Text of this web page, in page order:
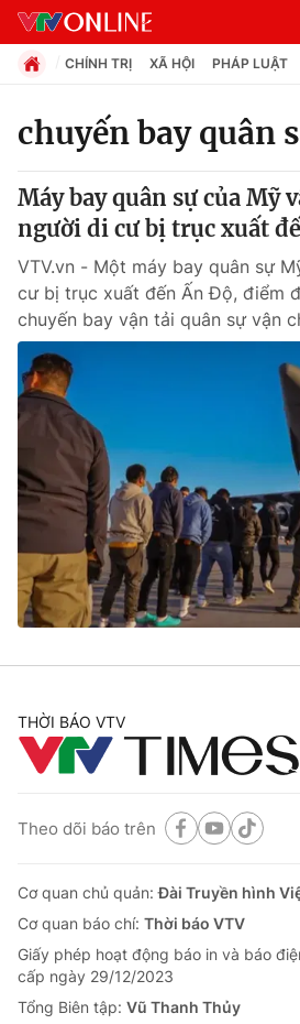
Chuyên mục
Chính trị
Xã hội
Pháp luật
Y tế
Thế giới
Tin tức
Thế giới đó đây
Câu chuyện quốc tế
Kinh tế
Tài chính
Thị trường
Góc doanh nghiệp
Dữ liệu và đời sống
Truyền hình
Phim VTV
Hậu trường
Giải sao mai
Giải trí
Điện ảnh
Âm nhạc
Du lịch
Làm đẹp
Chất lượng cuộc sống
Tuyển sinh
Học trực tuyến
Công nghệ
Hitech Công nghệ tương lai
Sản phẩm
Giao lưu trực tuyến
CHÍNH TRỊ XÃ HỘI PHÁP LUẬT
chuyến bay quân
Máy bay quân sự của Mỹ
người di cư bị trục xuất
VTV.vn - Một máy bay quân sự
cư bị trục xuất đến Ấn Độ, điểm
chuyến bay vận tải quân sự vận
THỜI BÁO VTV
Theo dõi báo trên
Cơ quan chủ quản:Đài Truyền hình
Cơ quan báo chí: Thời báo VTV
Giấy phép hoạt động báo in và báo
cấp ngày 29/12/2023
Tổng Biên tập: Vũ Thanh Thủy